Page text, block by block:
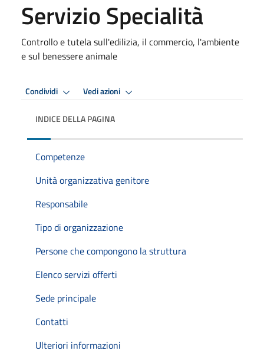
Servizio Specialità
Controllo e tutela sull'edilizia, il commercio, l'ambiente
e sul benessere animale
Condividi Vedi azioni
INDICE DELLA PAGINA
Competenze
Unità organizzativa genitore
Responsabile
Tipo di organizzazione
Persone che compongono la struttura
Elenco servizi offerti
Sede principale
Contatti
Ulteriori informazioni